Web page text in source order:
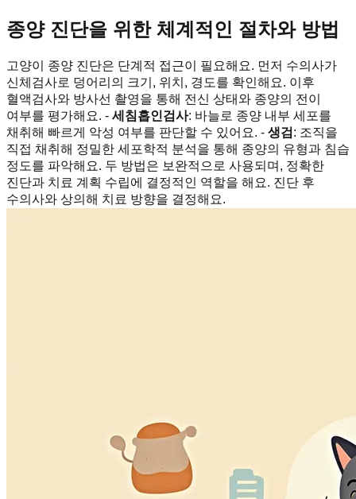
종양 진단을 위한 체계적인 절차와 방법
고양이 종양 진단은 단계적 접근이 필요해요. 먼저 수의사가
신체검사로 덩어리의 크기, 위치, 경도를 확인해요. 이후
혈액검사와 방사선 촬영을 통해 전신 상태와 종양의 전이
여부를 평가해요. - 세침흡인검사: 바늘로 종양 내부 세포를
채취해 빠르게 악성 여부를 판단할 수 있어요. - 생검 : 조직을
직접 채취해 정밀한 세포학적 분석을 통해 종양의 유형과 침습
정도를 파악해요. 두 방법은 보완적으로 사용되며, 정확한
진단과 치료 계획 수립에 결정적인 역할을 해요. 진단 후
수의사와 상의해 치료 방향을 결정해요.